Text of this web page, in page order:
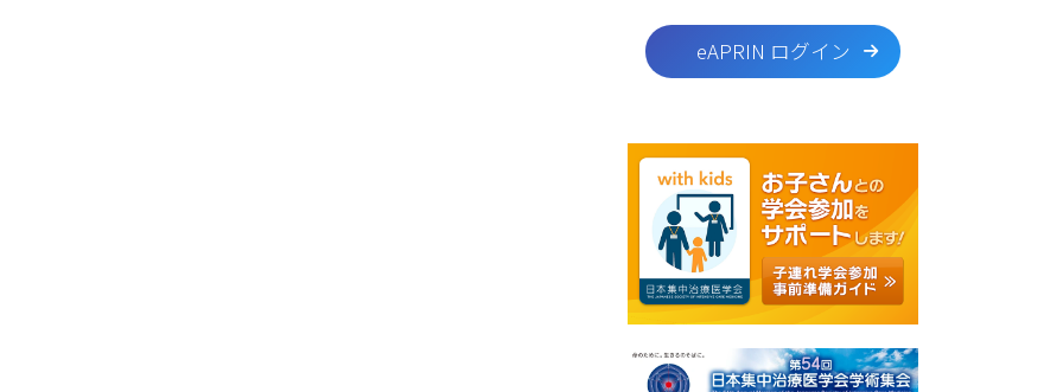
eAPRIN ログイン